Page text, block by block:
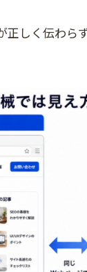
しく伝わらず